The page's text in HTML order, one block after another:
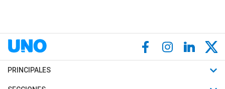
PRINCIPALES